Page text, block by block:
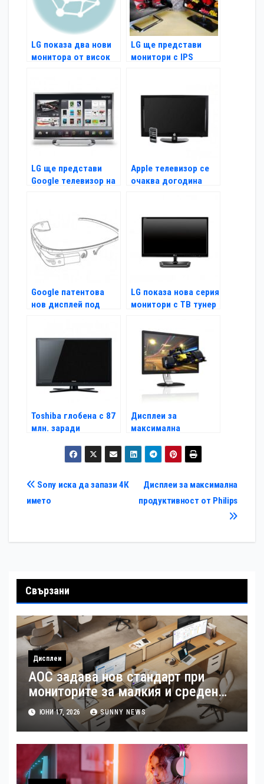
LG показа два нови
монитора от висок
LG ще представи
монитори с IPS
LG ще представи
Google телевизор на
Apple телевизор се
очаква догодина
Google патентова
нов дисплей под
LG показа нова серия
монитори с ТВ тунер
Toshiba глобена с 87
млн. заради
Дисплеи за
максимална
Philips
Навигация
Дисплеи за максимална
продуктивност от Philips
Sony иска да запази 4К
името
Свързани
Дисплеи
AOC задава нов стандарт при
мониторите за малкия и среден
бизнес
ЮНИ 17, 2026 SUNNY NEWS